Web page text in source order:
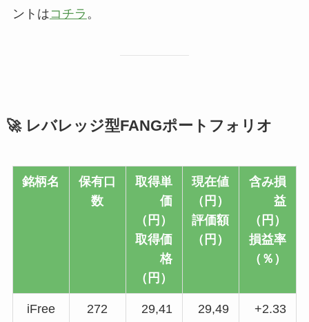
ントはコチラ 。
🚀 レバレッジ型FANGポートフォリオ
銘柄名
保有口
数
取得単
価
（円）
取得価
格
（円）
現在値
（円）
評価額
（円）
含み損
益
（円）
損益率
（％）
iFree
272
29,41
29,49
+2.33